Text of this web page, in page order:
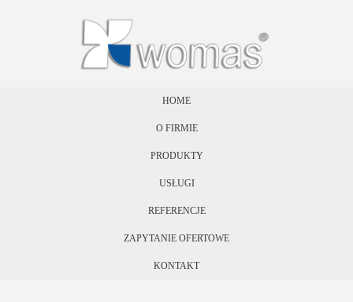
HOME
O FIRMIE
PRODUKTY
USŁUGI
REFERENCJE
ZAPYTANIE OFERTOWE
KONTAKT